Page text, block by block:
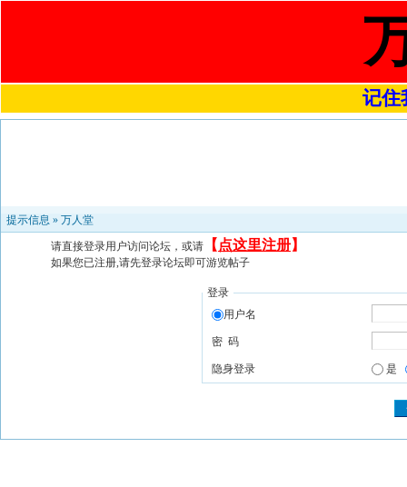
记住
提示信息 » 万人堂
请直接登录用户访问论坛，或请 【 点这里注册】
如果您已注册,请先登录论坛即可游览帖子
登录
用户名
密 码
隐身登录 是